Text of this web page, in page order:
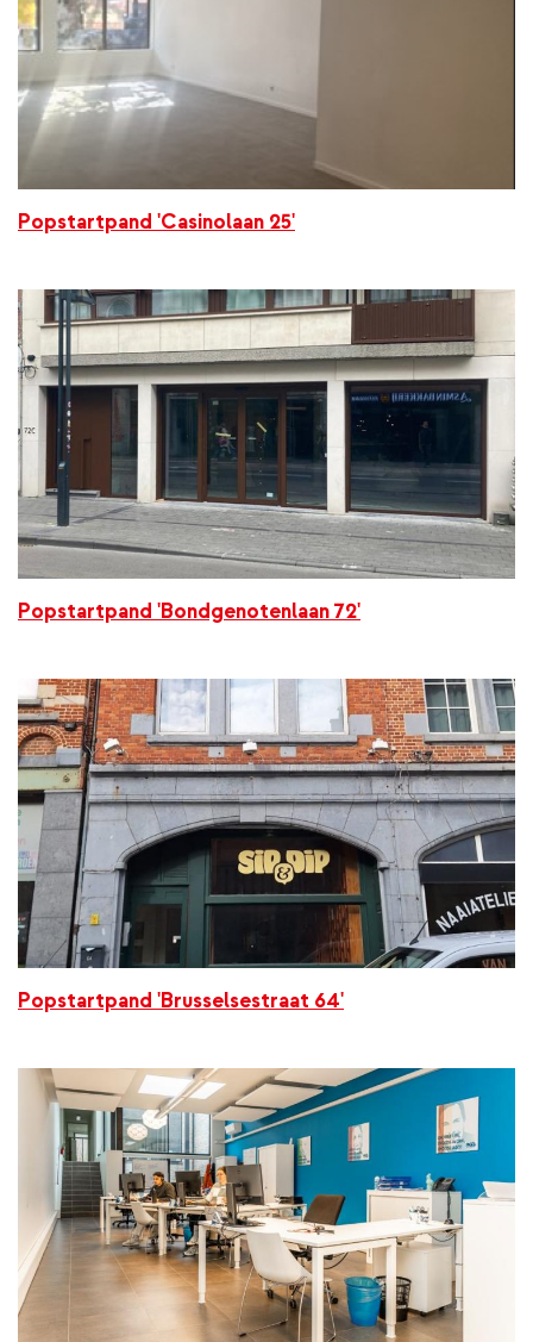
Popstartpand 'Casinolaan 25'
Popstartpand 'Bondgenotenlaan 72'
Popstartpand 'Brusselsestraat 64'